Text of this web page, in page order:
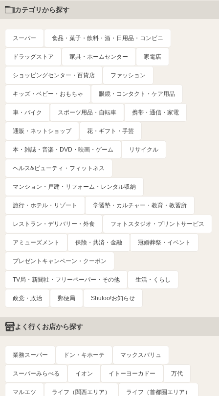
カテゴリから探す
スーパー 食品・菓子・飲料・酒・日用品・コンビニ
ドラッグストア 家具・ホームセンター 家電店
ショッピングセンター・百貨店 ファッション
キッズ・ベビー・おもちゃ 眼鏡・コンタクト・ケア用品
車・バイク スポーツ用品・自転車 携帯・通信・家電
通販・ネットショップ 花・ギフト・手芸
本・雑誌・音楽・DVD・映画・ゲーム リサイクル
ヘルス&ビューティ・フィットネス
マンション・戸建・リフォーム・レンタル収納
旅行・ホテル・リゾート 学習塾・カルチャー・教育・教習所
レストラン・デリバリー・外食 フォトスタジオ・プリントサービス
アミューズメント 保険・共済・金融 冠婚葬祭・イベント
プレゼントキャンペーン・クーポン
TV局・新聞社・フリーペーパー・その他 生活・くらし
政党・政治 郵便局 Shufoo!お知らせ
よく行くお店から探す
業務スーパー ドン・キホーテ マックスバリュ
スーパーみらべる イオン イトーヨーカドー 万代
マルエツ ライフ（関西エリア） ライフ（首都圏エリア）